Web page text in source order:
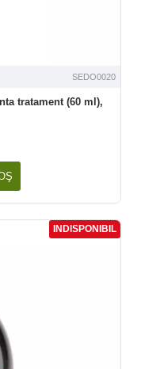
SEDO0020
tratament (60 ml),
INDISPONIBIL